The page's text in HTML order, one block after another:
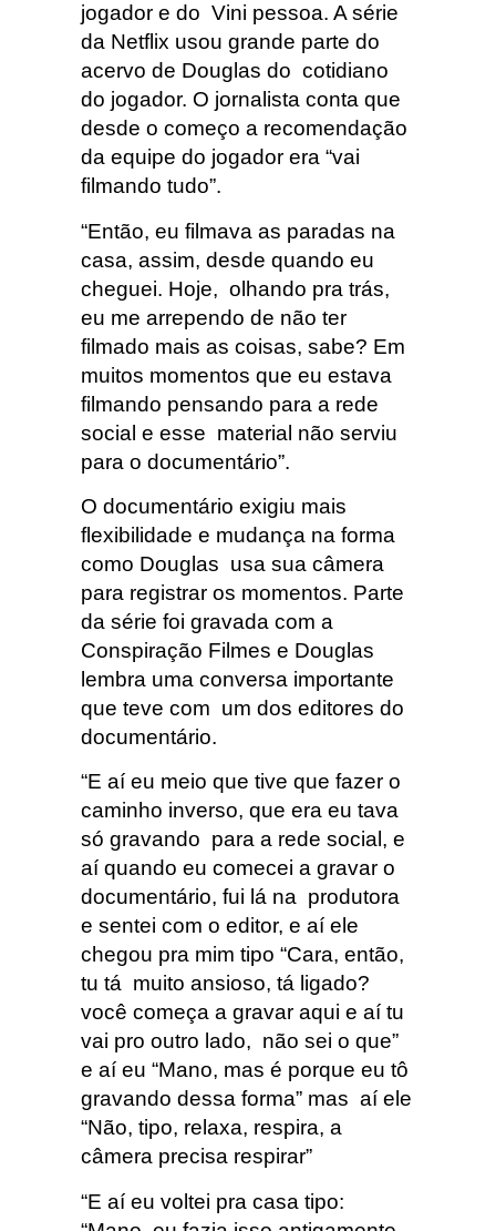
jogador e do Vini pessoa. A série
da Netflix usou grande parte do
acervo de Douglas do cotidiano
do jogador. O jornalista conta que
desde o começo a recomendação
da equipe do jogador era “vai
filmando tudo”.
“Então, eu filmava as paradas na
casa, assim, desde quando eu
cheguei. Hoje, olhando pra trás,
eu me arrependo de não ter
filmado mais as coisas, sabe? Em
muitos momentos que eu estava
filmando pensando para a rede
social e esse material não serviu
para o documentário”.
O documentário exigiu mais
flexibilidade e mudança na forma
como Douglas usa sua câmera
para registrar os momentos. Parte
da série foi gravada com a
Conspiração Filmes e Douglas
lembra uma conversa importante
que teve com um dos editores do
documentário.
“E aí eu meio que tive que fazer o
caminho inverso, que era eu tava
só gravando para a rede social, e
aí quando eu comecei a gravar o
documentário, fui lá na produtora
e sentei com o editor, e aí ele
chegou pra mim tipo “Cara, então,
tu tá muito ansioso, tá ligado?
você começa a gravar aqui e aí tu
vai pro outro lado, não sei o que”
e aí eu “Mano, mas é porque eu tô
gravando dessa forma” mas aí ele
“Não, tipo, relaxa, respira, a
câmera precisa respirar”
“E aí eu voltei pra casa tipo: